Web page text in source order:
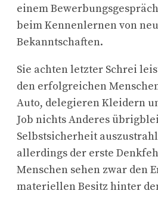
einem
beim Kennenlernen von
Bekanntschaften.
Sie achten letzter Schrei
den erfolgreichen
Auto, delegieren Kleidern
Job nichts Anderes
Selbstsicherheit
allerdings der erste
Menschen sehen zwar den
materiellen Besitz hinter